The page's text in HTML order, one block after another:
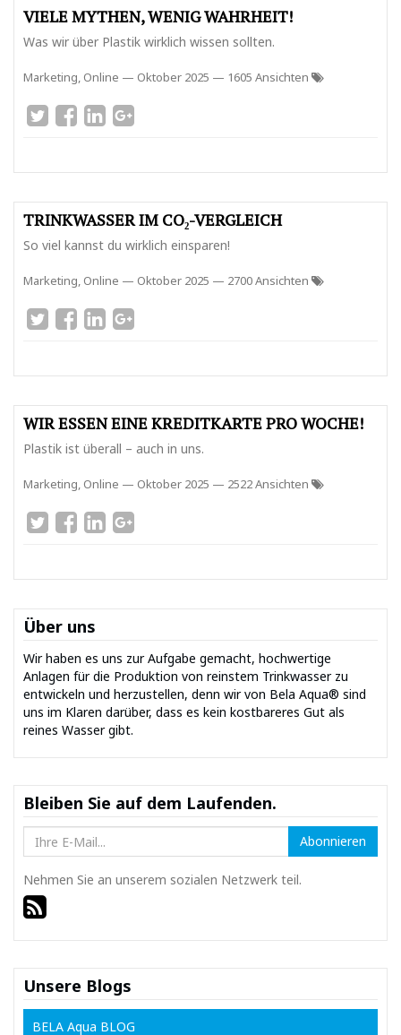
VIELE MYTHEN, WENIG WAHRHEIT!
Was wir über Plastik wirklich wissen sollten.
Marketing, Online — Oktober 2025 — 1605 Ansichten
TRINKWASSER IM CO₂-VERGLEICH
So viel kannst du wirklich einsparen!
Marketing, Online — Oktober 2025 — 2700 Ansichten
WIR ESSEN EINE KREDITKARTE PRO WOCHE!
Plastik ist überall – auch in uns.
Marketing, Online — Oktober 2025 — 2522 Ansichten
Über uns
Wir haben es uns zur Aufgabe gemacht, hochwertige
Anlagen für die Produktion von reinstem Trinkwasser zu
entwickeln und herzustellen, denn wir von Bela Aqua® sind
uns im Klaren darüber, dass es kein kostbareres Gut als
reines Wasser gibt.
Bleiben Sie auf dem Laufenden.
Abonnieren
Nehmen Sie an unserem sozialen Netzwerk teil.
Unsere Blogs
BELA Aqua BLOG